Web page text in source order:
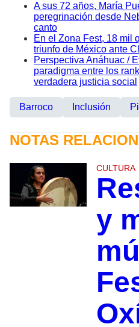
A sus 72 años, María
peregrinación desde
canto
En el Zona Fest, 18 mil
triunfo de México ante
Perspectiva Anáhuac /
paradigma entre los
verdadera justicia social
Barroco Inclusión
NOTAS
CULTURA
y